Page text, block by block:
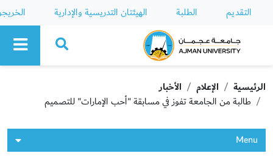
التقديم الطلبة الهيئتان التدريسية والإدارية
Ajman University
الرئيسية الإعلام
الأخبار
طالبة من الجامعة تفوز في مسابقة "أحب الإمارات" للتصميم
Menu